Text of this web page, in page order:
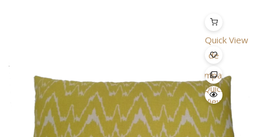
Quick View
Lista
de
Desejo
Comparar
Quick
View